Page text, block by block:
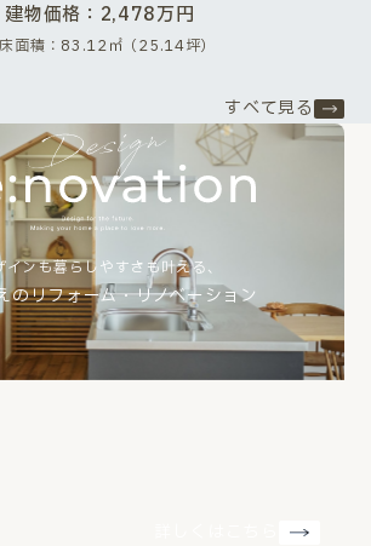
建物価格：2,478万円
面積：83.12㎡（25.14坪）
すべて見る
インも暮らしやすさも叶える、
のリフォーム・リノベーション